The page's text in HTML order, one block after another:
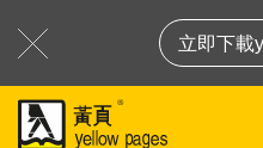
立即下載